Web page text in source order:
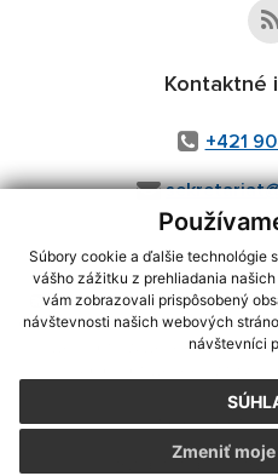
Súbory cookie a ďalšie technológie
vášho zážitku z prehliadania
vám zobrazovali prispôsobený
návštevnosti našich webových
návštevníci
Zmeniť
Kontaktné
+421
využite možnosť získavania
CMS systém (redakčný) systém
webex.digital, s.r.o.
Posledná
Vytlačiť stránku|